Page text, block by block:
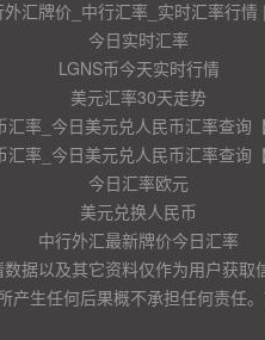
外汇牌价_中行汇率_实时汇率行情
今日实时汇率
LGNS币今天实时行情
美元汇率30天走势
汇率_今日美元兑人民币汇率查询
汇率_今日美元兑人民币汇率查询
今日汇率欧元
美元兑换人民币
中行外汇最新牌价今日汇率
据以及其它资料仅作为用户获取
产生任何后果概不承担任何责任